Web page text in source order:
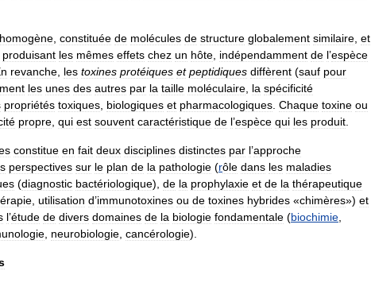
homogène constituée de molécules de structure globalement similaire et
produisant les mêmes effets chez un hôte indépendamment de l’espèce
revanche les toxines protéiques et peptidiques diffèrent (sauf pour
les unes des autres par la taille moléculaire la spécificité
propriétés toxiques biologiques et pharmacologiques Chaque toxine ou
propre qui est souvent caractéristique de l’espèce qui les produit
constitue en fait deux disciplines distinctes par l’approche
perspectives sur le plan de la pathologie (rôle dans les maladies
(diagnostic bactériologique), de la prophylaxie et de la thérapeutique
utilisation d’immunotoxines ou de toxines hybrides «chimères») et
l’étude de divers domaines de la biologie fondamentale (biochimie
neurobiologie cancérologie).